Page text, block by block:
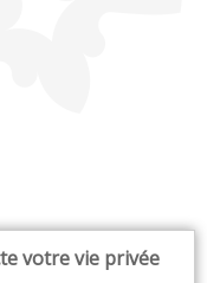
votre vie privée